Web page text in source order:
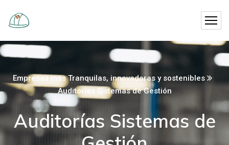
Empresas mas Tranquilas, innovadoras y sostenibles
Auditorías Sistemas de Gestión
Auditorías Sistemas de